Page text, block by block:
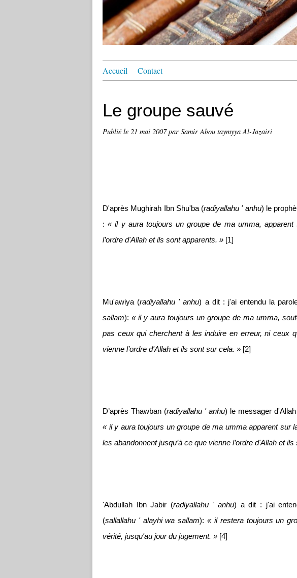
Accueil Contact
Le groupe sauvé
Publié le 21 mai 2007par Samir Abou taymyya Al-Jazairi
D'après Mughirah Ibn Shu'ba (radiyallahu ' anhu) le
:« il y aura toujours un groupe de ma umma, apparent
l’ordre d'Allah et ils sont apparents. » [1]
Mu'awiya (radiyallahu ' anhu) a dit : j'ai entendu la
sallam): « il y aura toujours un groupe de ma umma,
pas ceux qui cherchent à les induire en erreur, ni ceux
vienne l’ordre d'Allah et ils sont sur cela. » [2]
D’après Thawban (radiyallahu ' anhu) le messager
« il y aura toujours un groupe de ma umma apparent sur
les abandonnent jusqu’à ce que vienne l’ordre d'Allah et
'Abdullah Ibn Jabir (radiyallahu ' anhu) a dit : j'ai
(sallallahu ' alayhi wa sallam):« il restera toujours un
vérité, jusqu'au jour du jugement. » [4]